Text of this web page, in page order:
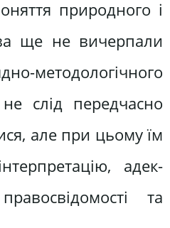
природно­го і
ще не вичерпа­ли
методологічного
слід передчасно
але при цьому їм
адек­
та